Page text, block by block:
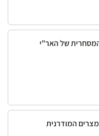
של האר"י
המודרנית